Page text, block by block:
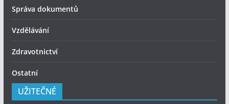
Správa dokumentů
Vzdělávání
Zdravotnictví
Ostatní
UŽITEČNÉ